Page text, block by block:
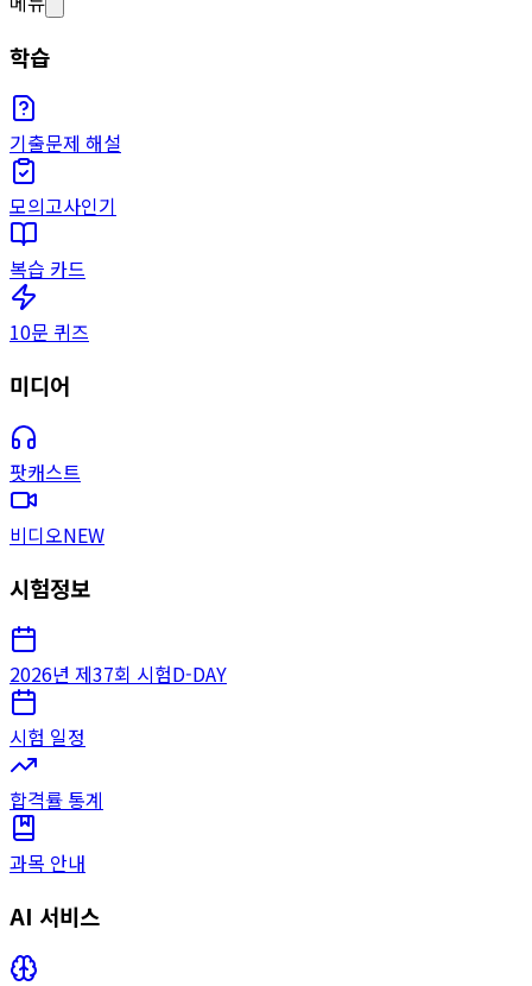
학습
기출문제 해설
모의고사인기
복습 카드
10문 퀴즈
미디어
팟캐스트
비디오NEW
시험정보
2026년 제37회 시험D-DAY
시험 일정
합격률 통계
과목 안내
AI 서비스